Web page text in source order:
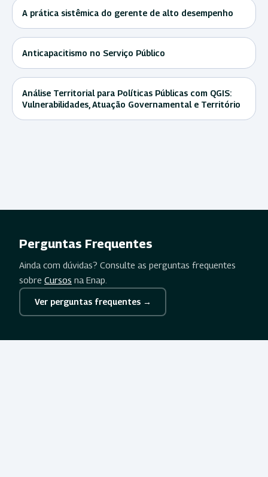
A prática sistêmica do gerente de alto desempenho
Anticapacitismo no Serviço Público
Análise Territorial para Políticas Públicas com QGIS:
Vulnerabilidades, Atuação Governamental e Território
Perguntas Frequentes
Ainda com dúvidas? Consulte as perguntas frequentes
sobre Cursos na Enap.
Ver perguntas frequentes →